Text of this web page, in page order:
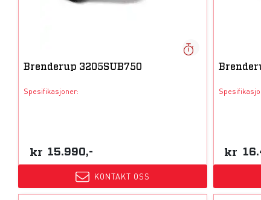
Brenderup 3205SUB750
Spesifikasjoner:
kr 15.990,-
KONTAKT OSS
kr